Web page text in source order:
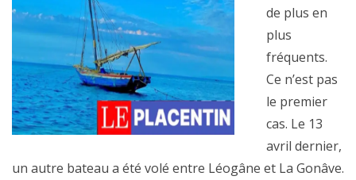
de plus en
plus
fréquents.
Ce n’est pas
le premier
cas. Le 13
avril dernier,
un autre bateau a été volé entre Léogâne et La Gonâve.